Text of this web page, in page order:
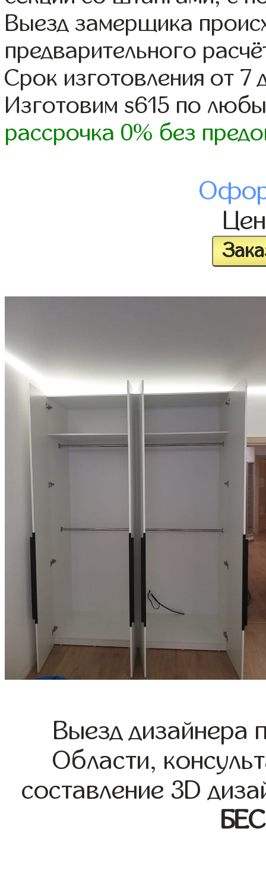
Выезд замерщика
предварительного
Срок изготовления от 7
Изготовим s615 по
рассрочка 0% без
Выезд дизайнера
Области,
составление 3D